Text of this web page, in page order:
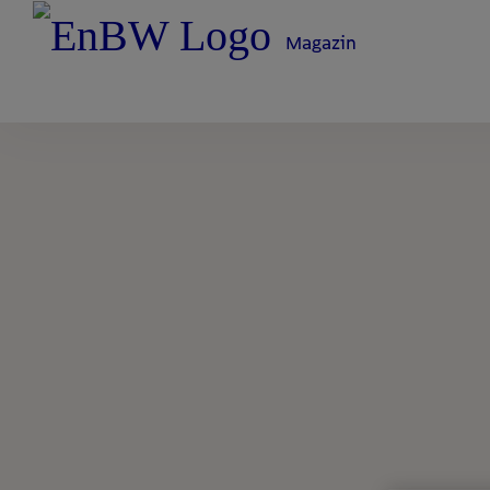
Magazin